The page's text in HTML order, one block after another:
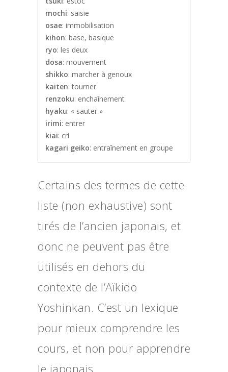
mochi: saisie
osae: immobilisation
kihon: base, basique
ryo: les deux
dosa: mouvement
shikko: marcher à genoux
kaiten: tourner
renzoku: enchaînement
hyaku: « sauter »
irimi: entrer
kiai: cri
kagari geiko: entraînement en groupe
Certains des termes de cette
liste (non exhaustive) sont
tirés de l’ancien japonais, et
donc ne peuvent pas être
utilisés en dehors du
contexte de l’Aïkido
Yoshinkan. C’est un lexique
pour mieux comprendre les
cours, et non pour apprendre
le japonais